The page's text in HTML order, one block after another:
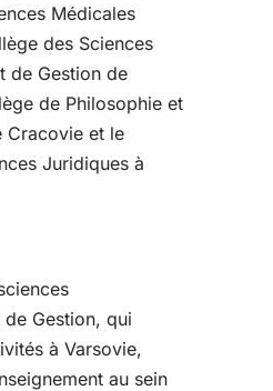
Médicales
des Sciences
de Gestion de
de Philosophie et
Cracovie et le
Juridiques à
Gestion, qui
à Varsovie,
au sein